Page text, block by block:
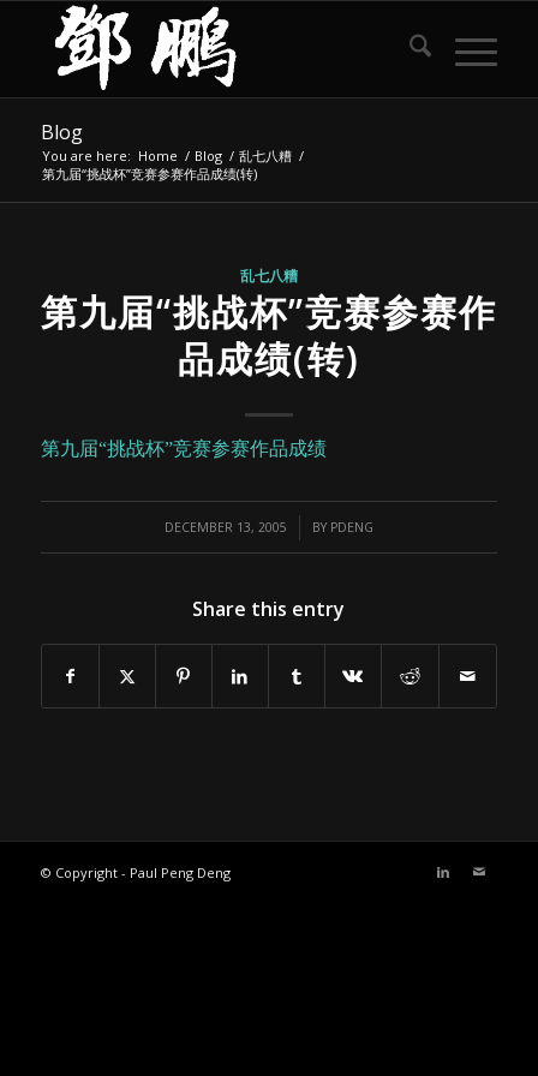
Blog
You are here: Home / Blog / 乱七八糟 /
第九届“挑战杯”竞赛参赛作品成绩(转)
乱七八糟
第九届“挑战杯”竞赛参赛作
品成绩(转)
第九届“挑战杯”竞赛参赛作品成绩
DECEMBER 13, 2005
/ BY PDENG
Share this entry
© Copyright - Paul Peng Deng